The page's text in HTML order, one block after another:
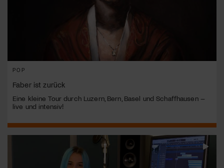
POP
Faber ist zurück
Eine kleine Tour durch Luzern, Bern, Basel und Schaffhausen –
live und intensiv!